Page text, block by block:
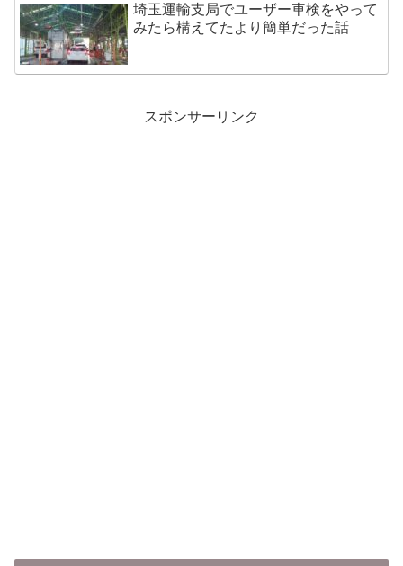
埼玉運輸支局でユーザー車検をやって
みたら構えてたより簡単だった話
スポンサーリンク